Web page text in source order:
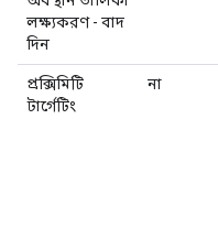
লক্ষ্যকরণ - বাদ
দিন
প্রক্সিমিটি
টার্গেটিং
না